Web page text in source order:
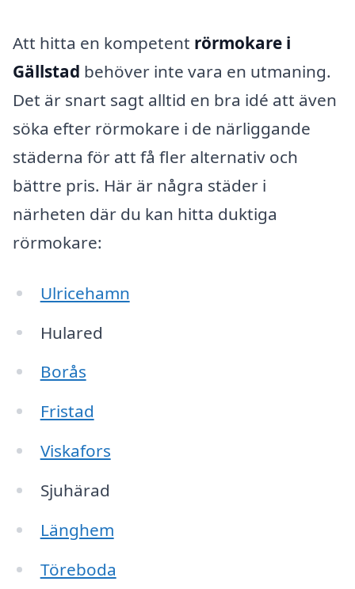
Att hitta en kompetent rörmokare i
Gällstad behöver inte vara en utmaning.
Det är snart sagt alltid en bra idé att även
söka efter rörmokare i de närliggande
städerna för att få fler alternativ och
bättre pris. Här är några städer i
närheten där du kan hitta duktiga
rörmokare:
Ulricehamn
Hulared
Borås
Fristad
Viskafors
Sjuhärad
Länghem
Töreboda